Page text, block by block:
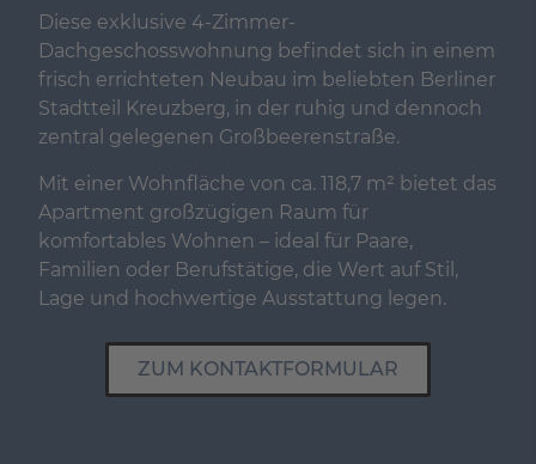
Diese exklusive 4-Zimmer-
Dachgeschosswohnung befindet sich in einem
frisch errichteten Neubau im beliebten Berliner
Stadtteil Kreuzberg, in der ruhig und dennoch
zentral gelegenen Großbeerenstraße.
Mit einer Wohnfläche von ca. 118,7 m² bietet das
Apartment großzügigen Raum für
komfortables Wohnen – ideal für Paare,
Familien oder Berufstätige, die Wert auf Stil,
Lage und hochwertige Ausstattung legen.
ZUM KONTAKTFORMULAR